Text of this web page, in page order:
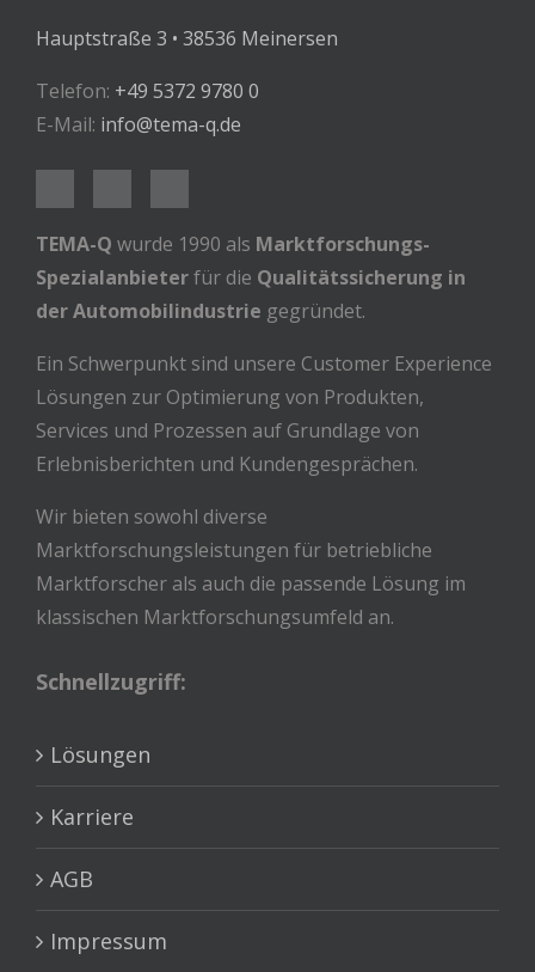
Hauptstraße 3 • 38536 Meinersen
Telefon: +49 5372 9780 0
E-Mail: info@tema-q.de
TEMA-Q wurde 1990 als Marktforschungs-
Spezialanbieterfür die Qualitätssicherung in
der Automobilindustrie gegründet.
Ein Schwerpunkt sind unsere Customer Experience
Lösungen zur Optimierung von Produkten,
Services und Prozessen auf Grundlage von
Erlebnisberichten und Kundengesprächen.
Wir bieten sowohl diverse
Marktforschungsleistungen für betriebliche
Marktforscher als auch die passende Lösung im
klassischen Marktforschungsumfeld an.
Schnellzugriff:
Lösungen
Karriere
AGB
Impressum